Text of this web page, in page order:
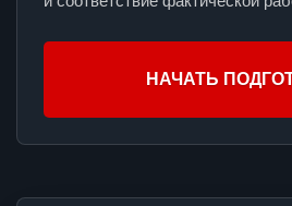
НАЧАТЬ